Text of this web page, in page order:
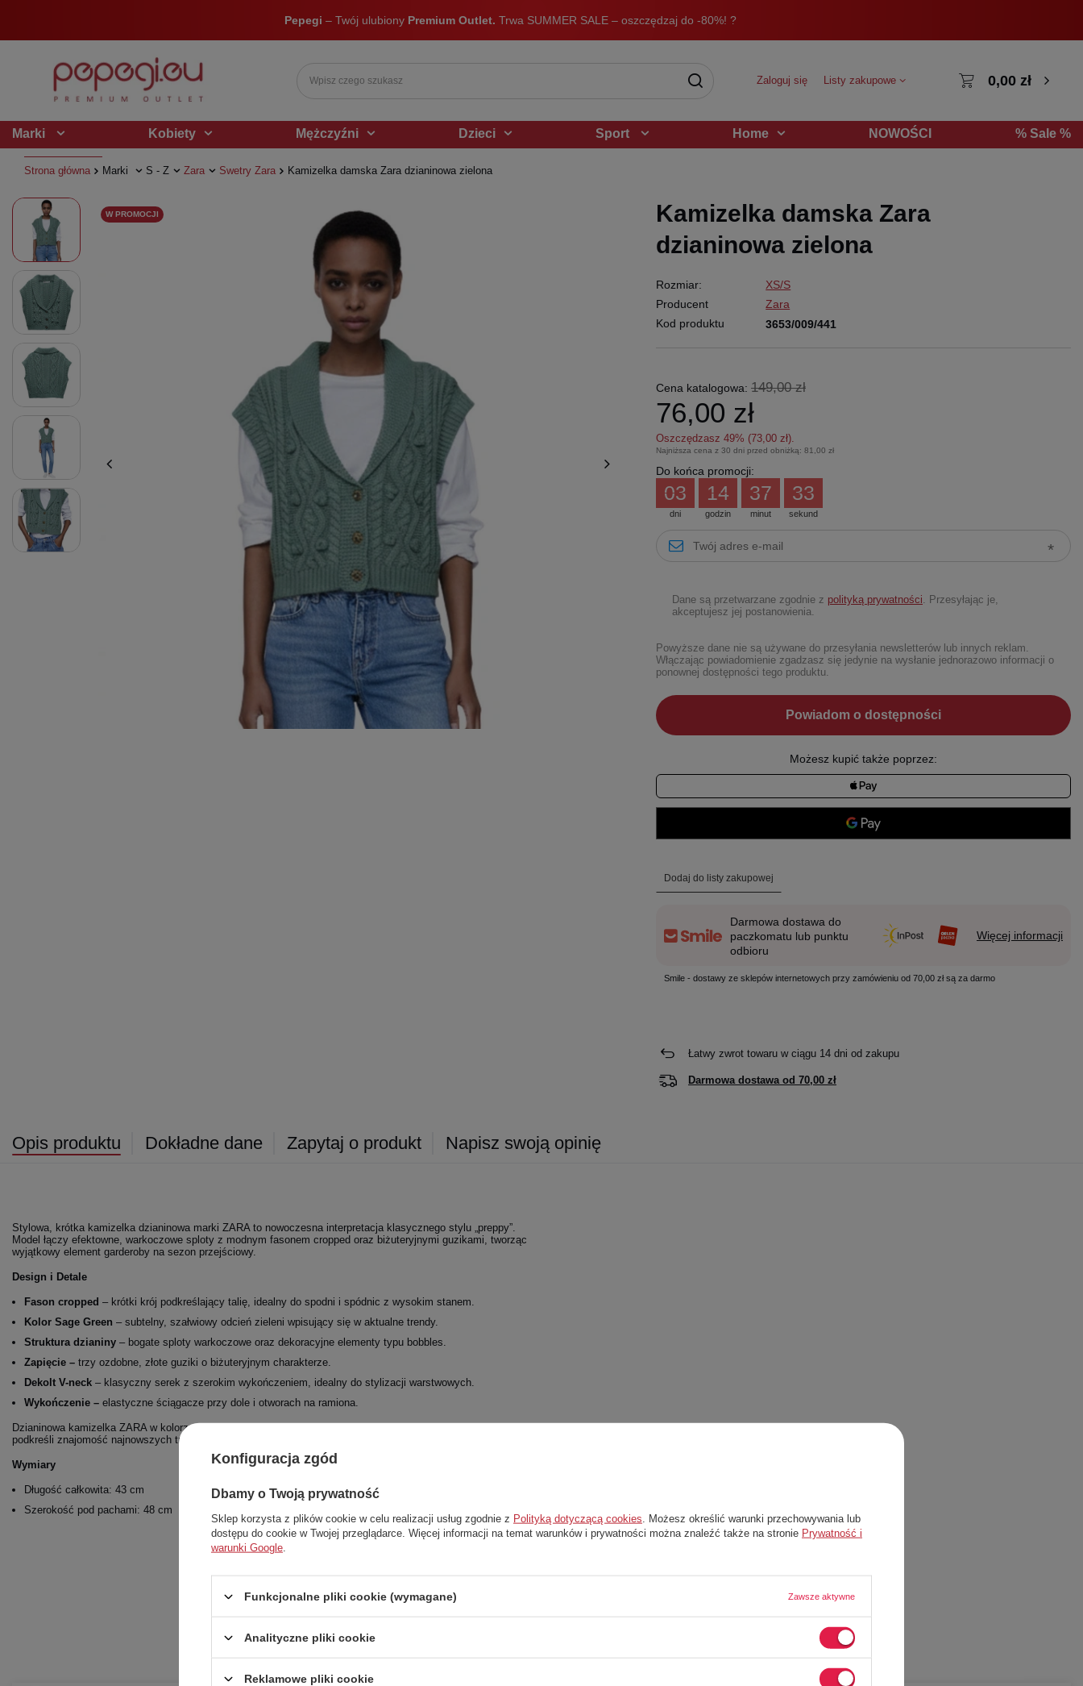
Pepegi – Twój ulubiony Premium Outlet. Trwa SUMMER SALE – oszczędzaj do -80%! ?
Zaloguj się Listy zakupowe 0,00 zł
Marki Kobiety Mężczyźni Dzieci Sport Home NOWOŚCI % Sale %
Strona główna Marki S - Z Zara Swetry Zara Kamizelka damska Zara dzianinowa zielona
W PROMOCJI
Kamizelka damska Zara
dzianinowa zielona
Rozmiar:
XS/S
Producent
Zara
Kod produktu
3653/009/441
Cena katalogowa: 149,00 zł
76,00 zł
Oszczędzasz 49% (73,00 zł).
Najniższa cena z 30 dni przed obniżką: 81,00 zł
Do końca promocji:
dni
03
godzin
14
minut
37
sekund
31
Dane są przetwarzane zgodnie z polityką prywatności. Przesyłając je,
akceptujesz jej postanowienia.
Powyższe dane nie są używane do przesyłania newsletterów lub innych reklam.
Włączając powiadomienie zgadzasz się jedynie na wysłanie jednorazowo informacji o
ponownej dostępności tego produktu.
Powiadom o dostępności
Możesz kupić także poprzez:
Dodaj do listy zakupowej
Darmowa dostawa do
paczkomatu lub punktu
odbioru
Więcej informacji
Smile - dostawy ze sklepów internetowych przy zamówieniu od 70,00 zł są za darmo
Łatwy zwrot towaru w ciągu 14dni od zakupu
Darmowa dostawa od 70,00 zł
Opis produktu Dokładne dane Zapytaj o produkt Napisz swoją opinię
Stylowa, krótka kamizelka dzianinowa marki ZARA to nowoczesna interpretacja klasycznego stylu „preppy”.
Model łączy efektowne, warkoczowe sploty z modnym fasonem cropped oraz biżuteryjnymi guzikami, tworząc
wyjątkowy element garderoby na sezon przejściowy.
Design i Detale
Fason cropped – krótki krój podkreślający talię, idealny do spodni i spódnic z wysokim stanem.
Kolor Sage Green – subtelny, szałwiowy odcień zieleni wpisujący się w aktualne trendy.
Struktura dzianiny – bogate sploty warkoczowe oraz dekoracyjne elementy typu bobbles.
Zapięcie – trzy ozdobne, złote guziki o biżuteryjnym charakterze.
Dekolt V-neck – klasyczny serek z szerokim wykończeniem, idealny do stylizacji warstwowych.
Wykończenie – elastyczne ściągacze przy dole i otworach na ramiona.
Dzianinowa kamizelka ZARA w kolorze sage green to stylowy akcent, który doda charakteru każdej stylizacji i
podkreśli znajomość najnowszych trendów.
Wymiary
Długość całkowita: 43 cm
Szerokość pod pachami: 48 cm
Konfiguracja zgód
Dbamy o Twoją prywatność
Sklep korzysta z plików cookie w celu realizacji usług zgodnie z Polityką dotyczącą cookies . Możesz określić warunki przechowywania lub
dostępu do cookie w Twojej przeglądarce. Więcej informacji na temat warunków i prywatności można znaleźć także na stronie Prywatność i
warunki Google
Funkcjonalne pliki cookie (wymagane) Zawsze aktywne
Analityczne pliki cookie
Reklamowe pliki cookie